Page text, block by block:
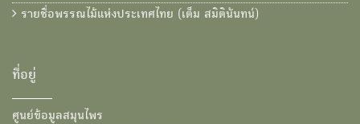
รายชื่อพรรณไม้แห่งประเทศไทย (เต็ม สมิตินันทน์)
ที่อยู่
ศูนย์ข้อมูลสมุนไพร